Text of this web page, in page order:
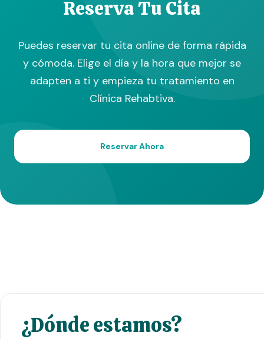
Reserva Tu Cita
Puedes reservar tu cita online de forma rápida
y cómoda. Elige el día y la hora que mejor se
adapten a ti y empieza tu tratamiento en
Clínica Rehabtiva.
Reservar Ahora
¿Dónde estamos?